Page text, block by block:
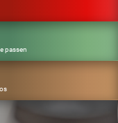
passen